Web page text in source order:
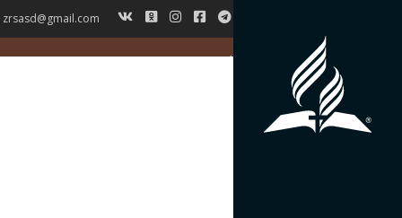
zrsasd@gmail.com